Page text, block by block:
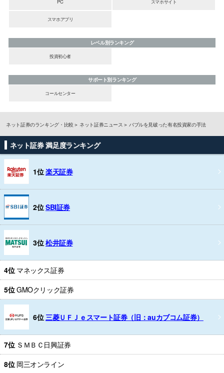
PC スマホサイト
スマホアプリ
レベル別ランキング
投資初心者
サポート別ランキング
コールセンター
ネット証券のランキング・比較 ネット証券ニュース バブルを見破った有名投資家の手法
ネット証券 満足度ランキング
1位楽天証券
2位SBI証券
3位松井証券
4位 マネックス証券
5位GMOクリック証券
6位 三菱ＵＦＪｅスマート証券（旧：auカブコム証券）
7位 ＳＭＢＣ日興証券
8位 岡三オンライン